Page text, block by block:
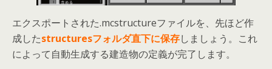
エクスポートされた.mcstructureファイルを、先ほど作
成したstructuresフォルダ直下に保存しましょう。これ
によって自動生成する建造物の定義が完了します。